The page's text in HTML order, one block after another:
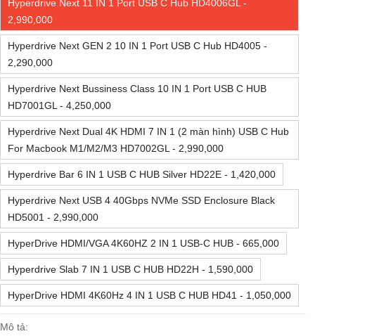
Hyperdrive Next 11 IN 1 Port USB C Hub HD4006GL -
2,990,000
Hyperdrive Next GEN 2 10 IN 1 Port USB C Hub HD4005 -
2,290,000
Hyperdrive Next Bussiness Class 10 IN 1 Port USB C HUB
HD7001GL - 4,250,000
Hyperdrive Next Dual 4K HDMI 7 IN 1 (2 màn hình) USB C Hub
For Macbook M1/M2/M3 HD7002GL - 2,990,000
Hyperdrive Bar 6 IN 1 USB C HUB Silver HD22E - 1,420,000
Hyperdrive Next USB 4 40Gbps NVMe SSD Enclosure Black
HD5001 - 2,990,000
HyperDrive HDMI/VGA 4K60HZ 2 IN 1 USB-C HUB - 665,000
Hyperdrive Slab 7 IN 1 USB C HUB HD22H - 1,590,000
HyperDrive HDMI 4K60Hz 4 IN 1 USB C HUB HD41 - 1,050,000
Mô tả: